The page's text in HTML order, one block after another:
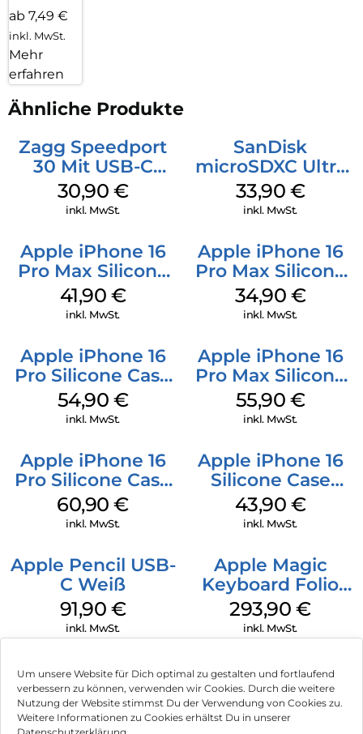
Um unsere Website für Dich optimal zu gestalten und fortlaufend
verbessern zu können, verwenden wir Cookies. Durch die weitere
Nutzung der Website stimmst Du der Verwendung von Cookies zu.
Weitere Informationen zu Cookies erhältst Du in unserer
ab 7,49 €
inkl. MwSt.
Mehr
erfahren
Ähnliche Produkte
Zagg Speedport
30 Mit USB-C
Kabel Weiß
30,90 €
inkl. MwSt.
SanDisk
microSDXC Ultra
128 GB + Adapter
Mobile
33,90 €
inkl. MwSt.
Apple iPhone 16
Pro Max Silicone
Case MagSafe
Ultramarine
41,90 €
inkl. MwSt.
Apple iPhone 16
Pro Max Silicone
Case MagSafe
Denim
34,90 €
inkl. MwSt.
Apple iPhone 16
Pro Silicone Case
MagSafe Black
54,90 €
inkl. MwSt.
Apple iPhone 16
Pro Max Silicone
Case MagSafe
Stone Gray
55,90 €
inkl. MwSt.
Apple iPhone 16
Pro Silicone Case
MagSafe Stone
Gray
60,90€
inkl. MwSt.
Apple iPhone 16
Silicone Case
MagSafe Plum
43,90 €
inkl. MwSt.
Apple Pencil USB-
C Weiß
91,90 €
inkl. MwSt.
Apple Magic
Keyboard Folio
iPad 10.9″ (10.Gen.)
Weiß
293,90€
inkl. MwSt.
Impressum